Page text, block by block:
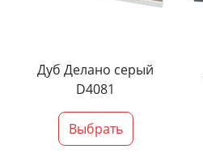
Дуб Делано серый
D4081
Выбрать